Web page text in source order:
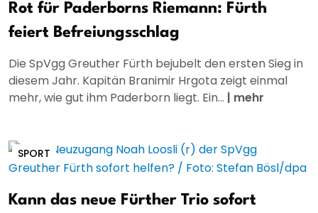
Rot für Paderborns Riemann: Fürth
feiert Befreiungsschlag
Die SpVgg Greuther Fürth bejubelt den ersten Sieg in
diesem Jahr. Kapitän Branimir Hrgota zeigt einmal
mehr, wie gut ihm Paderborn liegt. Ein... | mehr
SPORT
Kann das neue Fürther Trio sofort